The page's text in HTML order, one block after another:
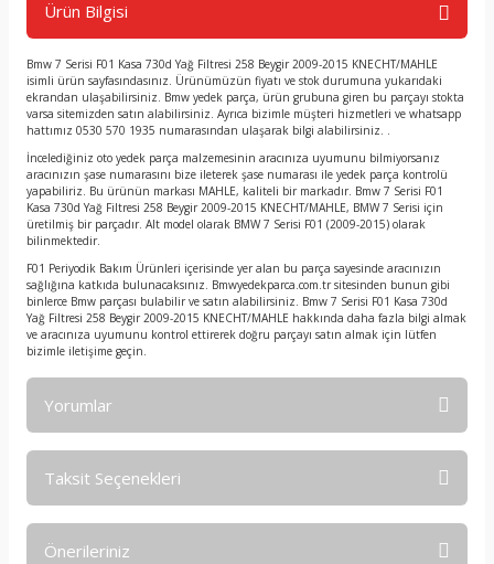
Ürün Bilgisi
Bmw 7 Serisi F01 Kasa 730d Yağ Filtresi 258 Beygir 2009-2015 KNECHT/MAHLE
isimli ürün sayfasındasınız. Ürünümüzün fiyatı ve stok durumuna yukarıdaki
ekrandan ulaşabilirsiniz. Bmw yedek parça, ürün grubuna giren bu parçayı stokta
varsa sitemizden satın alabilirsiniz. Ayrıca bizimle müşteri hizmetleri ve whatsapp
hattımız 0530 570 1935 numarasından ulaşarak bilgi alabilirsiniz. .
İncelediğiniz oto yedek parça malzemesinin aracınıza uyumunu bilmiyorsanız
aracınızın şase numarasını bize ileterek şase numarası ile yedek parça kontrolü
yapabiliriz. Bu ürünün markası MAHLE, kaliteli bir markadır. Bmw 7 Serisi F01
Kasa 730d Yağ Filtresi 258 Beygir 2009-2015 KNECHT/MAHLE, BMW 7 Serisi için
üretilmiş bir parçadır. Alt model olarak BMW 7 Serisi F01 (2009-2015) olarak
bilinmektedir.
F01 Periyodik Bakım Ürünleri içerisinde yer alan bu parça sayesinde aracınızın
sağlığına katkıda bulunacaksınız. Bmwyedekparca.com.tr sitesinden bunun gibi
binlerce Bmw parçası bulabilir ve satın alabilirsiniz. Bmw 7 Serisi F01 Kasa 730d
Yağ Filtresi 258 Beygir 2009-2015 KNECHT/MAHLE hakkında daha fazla bilgi almak
ve aracınıza uyumunu kontrol ettirerek doğru parçayı satın almak için lütfen
bizimle iletişime geçin.
Yorumlar
Taksit Seçenekleri
Önerileriniz